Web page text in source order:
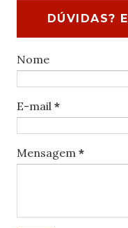
DÚVIDAS?
Nome
E-mail *
Mensagem *